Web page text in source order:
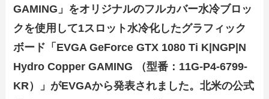
GAMING」をオリジナルのフルカバー水冷ブロッ
クを使用して1スロット水冷化したグラフィック
ボード「EVGA GeForce GTX 1080 Ti K|NGP|N
Hydro Copper GAMING （型番：11G-P4-6799-
KR）」がEVGAから発表されました。北米の公式